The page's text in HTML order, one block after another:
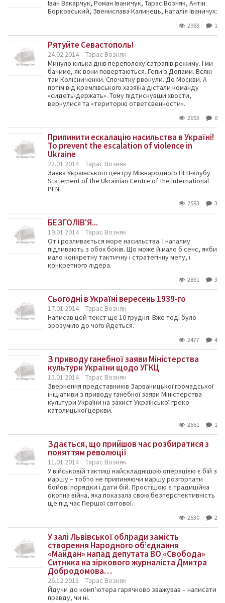
Іван Вакарчук, Роман Іваничук, Тарас Возняк, Антін
Борковський, Звенислава Калинець, Наталія Іваничук:
2983 1
Рятуйте Севастополь!
24.02.2014
Тарас Возняк
Минуло кілька днів переполоху сатрапів режиму. І ми
бачимо, як вони повертаються. Гепи з Допами. Всякі
там Колісниченки. Спочатку рвонули. До Москви. А
потім від кремлівського хазяїна дістали команду
«сидеть-держать». Тому підтиснувши хвости,
вернулися та «територію ответсвенности».
2653 0
Припинити ескалацію насильства в Україні!
To prevent the escalation of violence in
Ukraine
22.01.2014
Тарас Возняк
Заява Українського центру Міжнародного ПЕН-клубу
Statement of the Ukrainian Centre of the International
PEN.
2593 3
БЕЗГОЛІВ'Я...
19.01.2014
Тарас Возняк
От і розливається море насильства. І напалму
підливають з обох боків. Що може й мало б сенс, якби
мало конкретну тактичну і стратегічну мету, і
конкретного лідера.
2861 3
Сьогодні в Україні вересень 1939-го
17.01.2014
Тарас Возняк
Написав цей текст ще 10 грудня. Вже тоді було
зрозуміло до чого йдеться.
2477 4
З приводу ганебної заяви Міністерства
культури України щодо УГКЦ
15.01.2014
Тарас Возняк
Звернення представників Зарваницької громадської
ініціативи з приводу ганебної заяви Міністерства
культури України на захист Української греко-
католицької церкви.
2661 1
Здається, що прийшов час розбиратися з
поняттям революції
11.01.2014
Тарас Возняк
У військовій тактиці найскладнішою операцією є бій з
маршу – тобто не припиняючи маршу розгортати
бойові порядки і дати бій. Простішою є традиційна
окопна війна, яка показала свою безперспективність
ще під час Першої світової.
2530 2
У залі Львівської облради замість
створення Народного об’єднання
«Майдан» напад депутата ВО «Свобода»
Ситника на зіркового журналіста Дмитра
Добродомова…
26.12.2013
Тарас Возняк
Йдучи до комп’ютера гарячково зважував – написати
правду, чи ні.